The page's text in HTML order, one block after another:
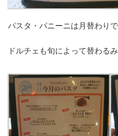
パスタ・パニーニは月替わりで
ドルチェも旬によって替わる